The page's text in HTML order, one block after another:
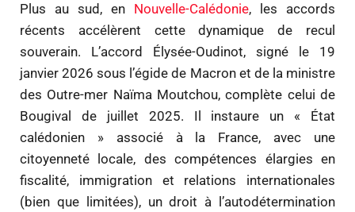
Plus au sud, en Nouvelle-Calédonie, les accords
récents accélèrent cette dynamique de recul
souverain. L’accord Élysée-Oudinot, signé le 19
janvier 2026 sous l’égide de Macron et de la ministre
des Outre-mer Naïma Moutchou, complète celui de
Bougival de juillet 2025. Il instaure un « État
calédonien » associé à la France, avec une
citoyenneté locale, des compétences élargies en
fiscalité, immigration et relations internationales
(bien que limitées), un droit à l’autodétermination